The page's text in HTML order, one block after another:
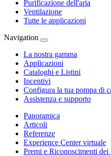
Purificazione dell'aria
Ventilazione
Tutte le applicazioni
Navigation
La nostra gamma
Applicazioni
Cataloghi e Listini
Incentivi
Configura la tua pompa di
Assistenza e supporto
Panoramica
Articoli
Referenze
Experience Center virtuale
Premi e Riconoscimenti